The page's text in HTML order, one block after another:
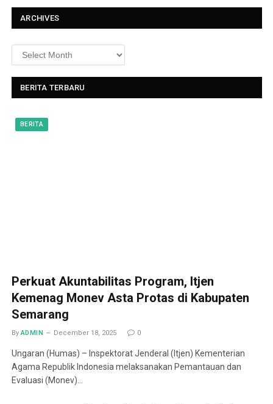
ARCHIVES
BERITA TERBARU
BERITA
Perkuat Akuntabilitas Program, Itjen
Kemenag Monev Asta Protas di Kabupaten
Semarang
By ADMIN December 18, 2025 0
Ungaran (Humas) – Inspektorat Jenderal (Itjen) Kementerian
Agama Republik Indonesia melaksanakan Pemantauan dan
Evaluasi (Monev)…